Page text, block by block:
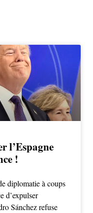
l’Espagne
!
diplomatie à coups
d’expulser
Sánchez refuse